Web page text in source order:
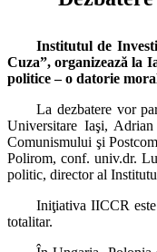
Institutul de
Cuza”, organizează la
politice – o datorie
La dezbatere vor
Universitare Iaşi,
Comunismului şi
Polirom, conf. univ.dr.
politic, director al
Iniţiativa IICCR
totalitar.